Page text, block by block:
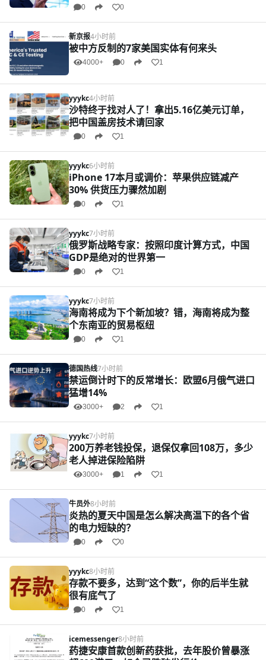
0 0
新京报4小时前
被中方反制的7家美国实体有何来头
4000+ 0 1
yyykc4小时前
沙特终于找对人了！拿出5.16亿美元订单，
把中国盖房技术请回家
0 1
yyykc6小时前
iPhone 17本月或调价：苹果供应链减产
30% 供货压力骤然加剧
0 1
yyykc7小时前
俄罗斯战略专家：按照印度计算方式，中国
GDP是绝对的世界第一
0 1
yyykc7小时前
海南将成为下个新加坡？错，海南将成为整
个东南亚的贸易枢纽
0 1
德国热线7小时前
禁运倒计时下的反常增长：欧盟6月俄气进口
猛增14%
3000+ 2 1
yyykc7小时前
200万养老钱投保，退保仅拿回108万，多少
老人掉进保险陷阱
3000+ 1 1
牛员外8小时前
炎热的夏天中国是怎么解决高温下的各个省
的电力短缺的？
0 0
yyykc8小时前
存款不要多，达到“这个数”，你的后半生就
很有底气了
0 1
icemessenger8小时前
药捷安康首款创新药获批，去年股价曾暴涨